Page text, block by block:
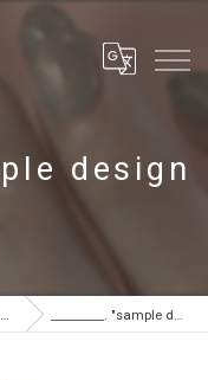
design
_________. "sample design full...